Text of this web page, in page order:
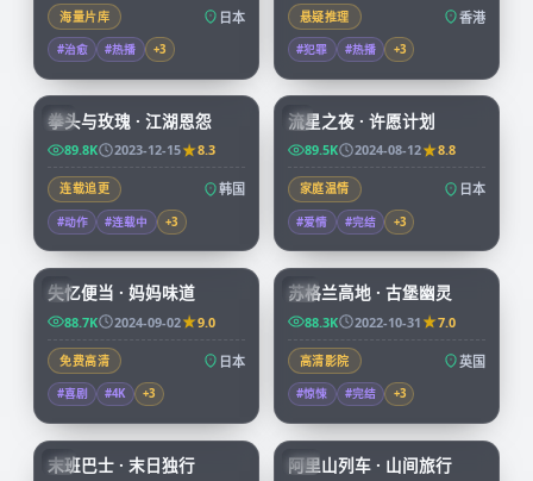
海量片库 日本
#治愈 #热播 +3
悬疑推理 香港
#犯罪 #热播 +3
KR
拳头与玫瑰 · 江湖恩怨
89.8K 2023-12-15 8.3
连载追更 韩国
#动作 #连载中 +3
JP
流星之夜 · 许愿计划
89.5K 2024-08-12 8.8
家庭温情 日本
#爱情 #完结 +3
JP
59:19
失忆便当 · 妈妈味道
88.7K 2024-09-02 9.0
免费高清 日本
#喜剧 #4K +3
CN
99:39
苏格兰高地 · 古堡幽灵
88.3K 2022-10-31 7.0
高清影院 英国
#惊悚 #完结 +3
KR
末班巴士 · 末日独行 TW
阿里山列车 · 山间旅行